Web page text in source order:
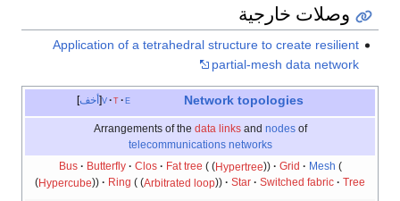
وصلات خارجية
Application of a tetrahedral structure to create resilient
partial-mesh data network
أخف v t e Network topologies
Arrangements of the data linksand nodesof
telecommunications networks
Bus
Butterfly Clos Fat tree Hypertree Grid
Mesh
Hypercube
Ring Arbitrated loop Star Switched fabric Tree